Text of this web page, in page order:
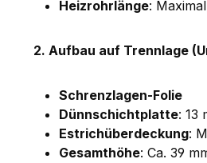
Heizrohrlänge:
2. Aufbau auf Trennlage
Schrenzlagen-Folie
Dünnschichtplatte: 13
Estrichüberdeckung:
Gesamthöhe: Ca. 39